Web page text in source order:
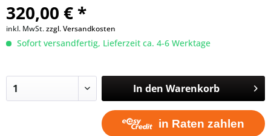
320,00 € *
inkl. MwSt.zzgl. Versandkosten
Sofort versandfertig, Lieferzeit ca. 4-6 Werktage
In den Warenkorb